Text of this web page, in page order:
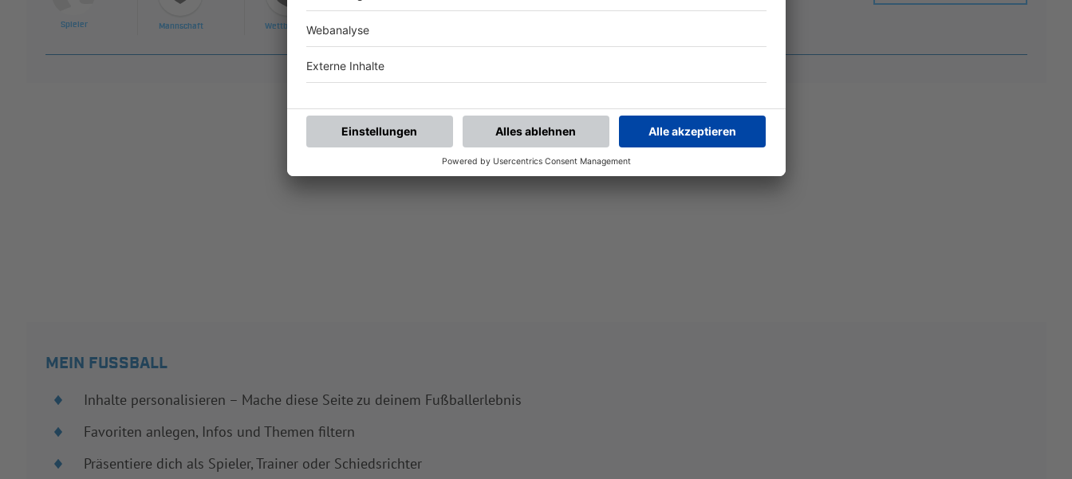
Spieler Mannschaft Wettbewerb
MEIN FUSSBALL
Inhalte personalisieren – Mache diese Seite zu deinem Fußballerlebnis
Favoriten anlegen, Infos und Themen filtern
Präsentiere dich als Spieler, Trainer oder Schiedsrichter